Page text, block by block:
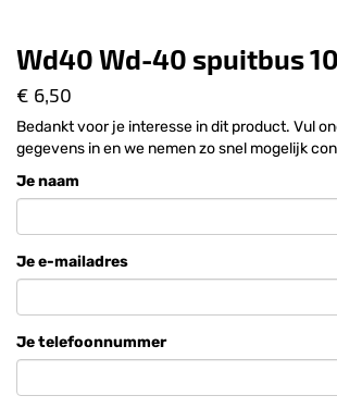
Wd40 Wd-40 spuitbus
€ 6,50
Bedankt voor je interesse in dit product. Vul
gegevens in en we nemen zo snel mogelijk
Je naam
Je e-mailadres
Je telefoonnummer